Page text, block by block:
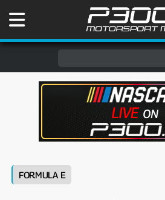
FORMULA E